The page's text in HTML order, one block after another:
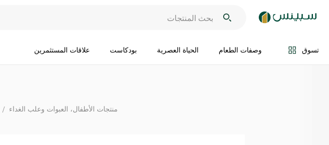
تسوق وصفات الطعام الحياة العصرية بودكاست علاقات المستثمرين
اضف الى السلة
منتجات الأطفال، العبوات وعلب الغداء